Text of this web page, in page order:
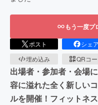
もう一度プ
ポスト シェア
埋め込み
QRコ
出場者・参加者・会場
容に溢れた全く新しい
ルを開催！フィットネ